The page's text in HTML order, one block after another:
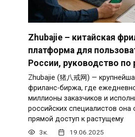
Zhubajie – китайская
платформа для
России, руководство по
Zhubajie (猪八戒网) —
фриланс-биржа, где
миллионы заказчиков и
российских специалистов она
прямой доступ к растущему
3к. 19.06.2025